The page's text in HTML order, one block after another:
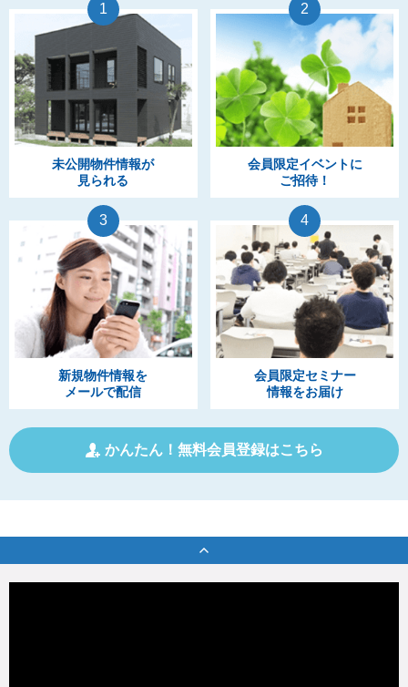
1
未公開物件情報が
見られる
2
会員限定イベントに
ご招待！
3
新規物件情報を
メールで配信
4
会員限定セミナー
情報をお届け
かんたん！無料会員登録はこちら